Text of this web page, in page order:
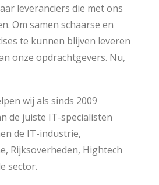
leveranciers die met ons
Om samen schaarse en
te kunnen blijven leveren
onze opdrachtgevers. Nu,
wij als sinds 2009
de juiste IT-specialisten
de IT-industrie,
Rijksoverheden, Hightech
sector.